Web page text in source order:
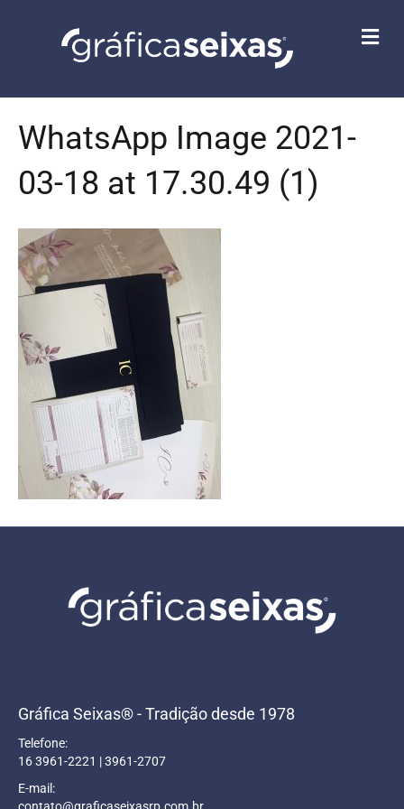
M
E
WhatsApp Image 2021-
03-18 at 17.30.49 (1)
Gráfica Seixas® - Tradição desde 1978
Telefone:
16 3961-2221 | 3961-2707
E-mail: